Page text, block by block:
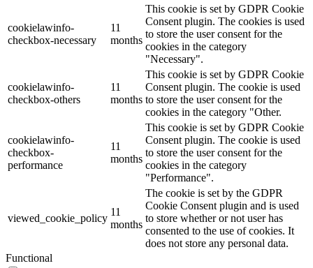
cookielawinfo-
checkbox-necessary
11
months
This cookie is set by GDPR Cookie
Consent plugin. The cookies is used
to store the user consent for the
cookies in the category
"Necessary".
cookielawinfo-
checkbox-others
11
months
This cookie is set by GDPR Cookie
Consent plugin. The cookie is used
to store the user consent for the
cookies in the category "Other.
cookielawinfo-
checkbox-
performance
11
months
This cookie is set by GDPR Cookie
Consent plugin. The cookie is used
to store the user consent for the
cookies in the category
"Performance".
viewed_cookie_policy
11
months
The cookie is set by the GDPR
Cookie Consent plugin and is used
to store whether or not user has
consented to the use of cookies. It
does not store any personal data.
Functional